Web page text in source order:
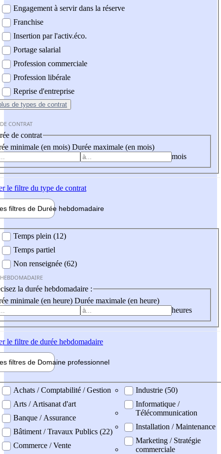
Engagement à servir dans la réserve
Franchise
Insertion par l'activ.éco.
Portage salarial
Profession commerciale
Profession libérale
Reprise d'entreprise
de types de contrat
CONTRAT
de contrat
minimale (en mois) Durée maximale (en mois)
mois
le filtre du type de contrat
filtres de Durée hebdomadaire
Temps plein (12)
Temps partiel
Non renseignée (62)
la durée hebdomadaire :
minimale (en heure) Durée maximale (en heure)
heures
le filtre de durée hebdomadaire
filtres de Domaine professionnel
professionel
Achats / Comptabilité / Gestion
Arts / Artisanat d'art
Banque / Assurance
Bâtiment / Travaux Publics (22)
Commerce / Vente
Industrie (50)
Informatique /
Télécommunication
Installation / Maintenance
Marketing / Stratégie
commerciale